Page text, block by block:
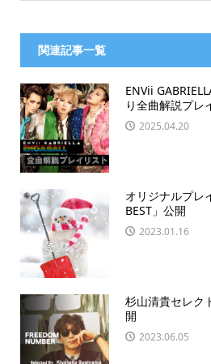
関連記事一覧
ENVii
り全曲解説プレ
2025.04.20
オリジナルプレ
BEST」公開
2023.01.16
杉山清貴セレク
開
2023.06.05